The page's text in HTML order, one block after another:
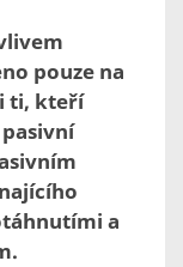
pouze na
ti, kteří
a